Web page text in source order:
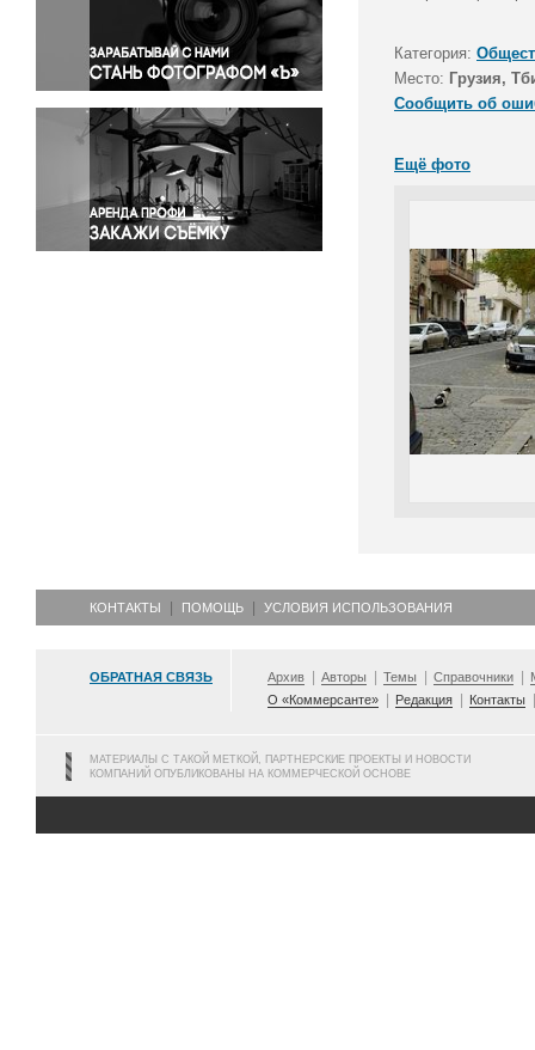
Правосудие
Происшествия и конфликты
Религия
Светская жизнь
Спорт
Экология
Экономика и бизнес
Категория:
Место: Грузия,
Сообщить об
Ещё фото
КОНТАКТЫ ПОМОЩЬ УСЛОВИЯ ИСПОЛЬЗОВАНИЯ
ОБРАТНАЯ СВЯЗЬ Архив Авторы Темы Справочники
О «Коммерсанте»
Редакция Контакты
МАТЕРИАЛЫ С ТАКОЙ МЕТКОЙ, ПАРТНЕРСКИЕ ПРОЕКТЫ И НОВОСТИ
КОМПАНИЙ ОПУБЛИКОВАНЫ НА КОММЕРЧЕСКОЙ ОСНОВЕ